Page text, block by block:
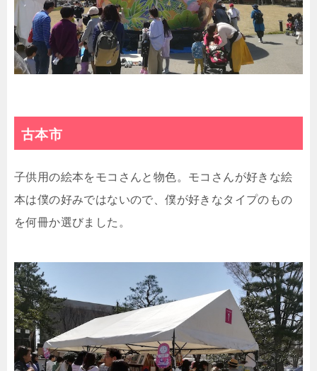
古本市
子供用の絵本をモコさんと物色。モコさんが好きな絵
本は僕の好みではないので、僕が好きなタイプのもの
を何冊か選びました。